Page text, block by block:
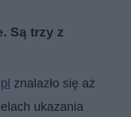
Są trzy z
znalazło się aż
ukazania